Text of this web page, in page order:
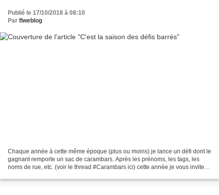
Publié le 17/10/2018 à 08:10
Par flweblog
Chaque année à cette même époque (plus ou moins) je lance un défi dont le
gagnant remporte un sac de carambars. Après les prénoms, les tags, les
noms de rue, etc. (voir le thread #Carambars ici) cette année je vous invite à